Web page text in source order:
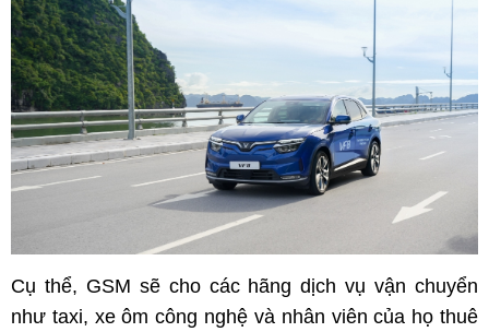
Cụ thể, GSM sẽ cho các hãng dịch vụ vận chuyển
như taxi, xe ôm công nghệ và nhân viên của họ thuê